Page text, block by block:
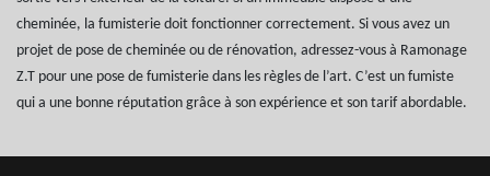
cheminée, la fumisterie doit fonctionner correctement. Si vous avez un
projet de pose de cheminée ou de rénovation, adressez-vous à Ramonage
Z.T pour une pose de fumisterie dans les règles de l’art. C’est un fumiste
qui a une bonne réputation grâce à son expérience et son tarif abordable.